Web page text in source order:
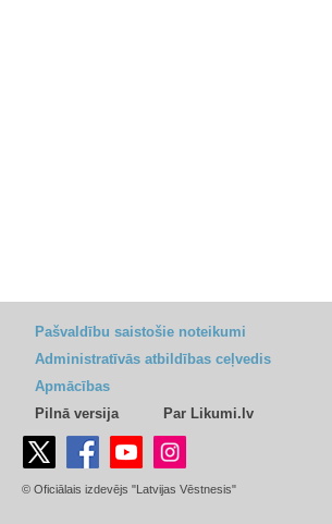
Pašvaldību saistošie noteikumi
Administratīvās atbildības ceļvedis
Apmācības
Pilnā versija
Par Likumi.lv
© Oficiālais izdevējs "Latvijas Vēstnesis"